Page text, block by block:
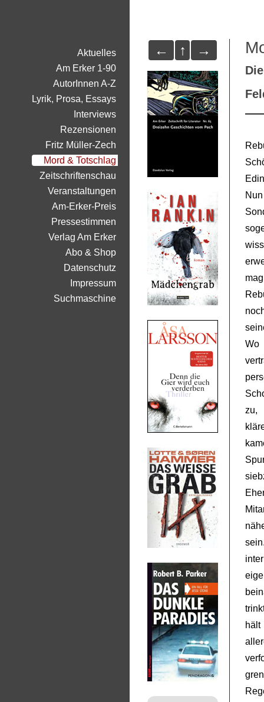
← ↑ →
Wo
zu,
Aktuelles
Am Erker 1-90
AutorInnen A-Z
Lyrik, Prosa, Essays
Interviews
Rezensionen
Fritz Müller-Zech
Mord & Totschlag
Zeitschriftenschau
Veranstaltungen
Am-Erker-Preis
Pressestimmen
Verlag Am Erker
Abo & Shop
Datenschutz
Impressum
Suchmaschine